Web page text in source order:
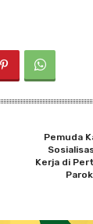
Pemuda
Kerja di